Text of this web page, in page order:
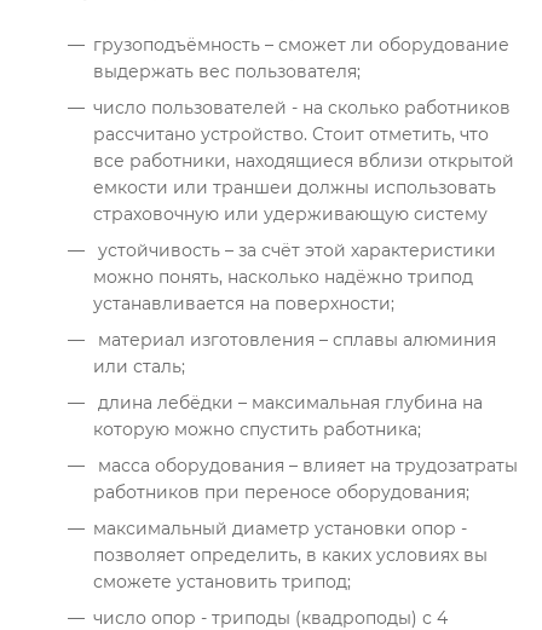
грузоподъёмность – сможет ли оборудование
выдержать вес пользователя;
число пользователей - на сколько работников
рассчитано устройство. Стоит отметить, что
все работники, находящиеся вблизи открытой
емкости или траншеи должны использовать
страховочную или удерживающую систему
устойчивость – за счёт этой характеристики
можно понять, насколько надёжно трипод
устанавливается на поверхности;
материал изготовления – сплавы алюминия
или сталь;
длина лебёдки – максимальная глубина на
которую можно спустить работника;
масса оборудования – влияет на трудозатраты
работников при переносе оборудования;
максимальный диаметр установки опор -
позволяет определить, в каких условиях вы
сможете установить трипод;
число опор - триподы (квадроподы) с 4